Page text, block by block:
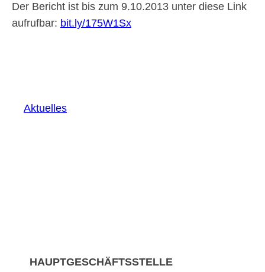
Der Bericht ist bis zum 9.10.2013 unter diese Link
aufrufbar: bit.ly/175W1Sx
Aktuelles
HAUPTGESCHÄFTSSTELLE